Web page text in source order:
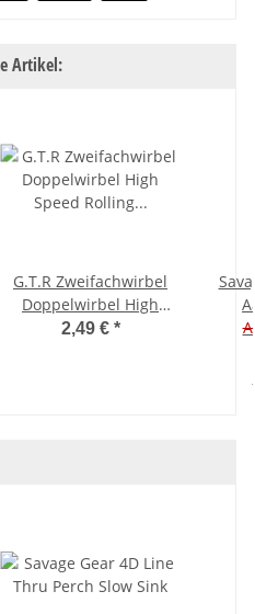
Artikel:
G.T.R Zweifachwirbel
Doppelwirbel High
Speed Rolling Wirbel
2,49 € *